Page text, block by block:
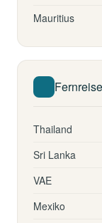
Mauritius
Fernreise
Thailand
Sri Lanka
VAE
Mexiko